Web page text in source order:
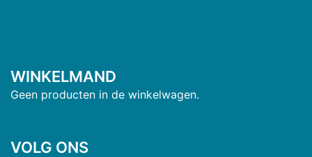
WINKELMAND
Geen producten in de winkelwagen.
VOLG ONS